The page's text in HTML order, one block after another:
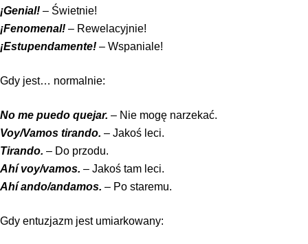
¡Genial! – Świetnie!
¡Fenomenal! – Rewelacyjnie!
¡Estupendamente! – Wspaniale!
Gdy jest… normalnie:
No me puedo quejar. – Nie mogę narzekać.
Voy/Vamos tirando. – Jakoś leci.
Tirando. – Do przodu.
Ahí voy/vamos. – Jakoś tam leci.
Ahí ando/andamos. – Po staremu.
Gdy entuzjazm jest umiarkowany: